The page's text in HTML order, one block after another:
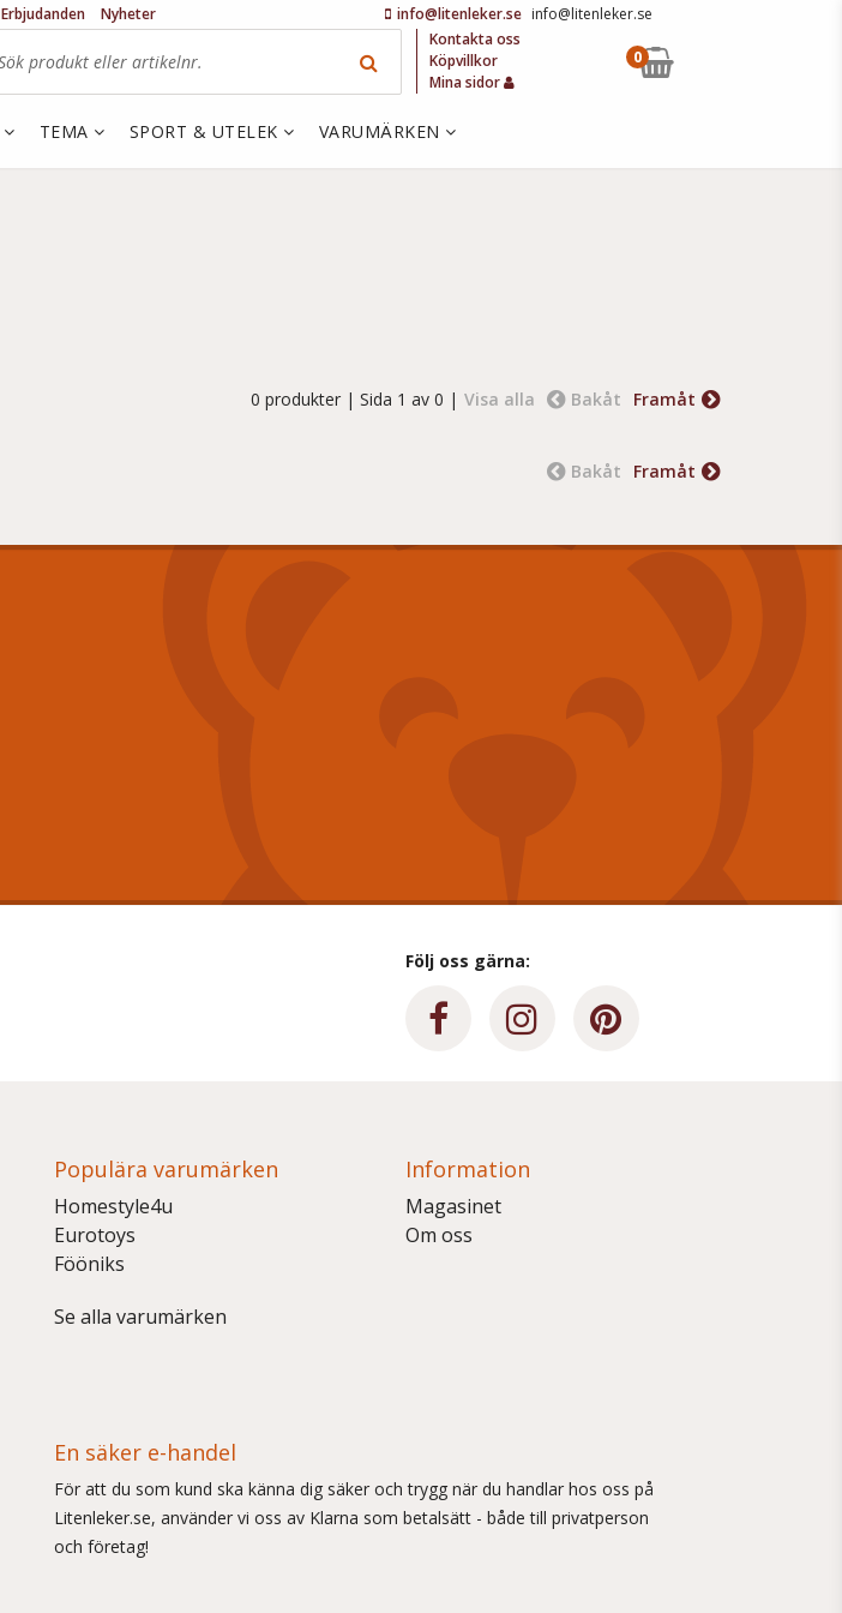
Framåt
Bakåt
Visa alla
0 produkter | Sida 1 av 0 |
Framåt
Bakåt
Följ oss gärna:
Populära varumärken
Homestyle4u
Eurotoys
Fööniks
Se alla varumärken
Information
Magasinet
Om oss
En säker e-handel
För att du som kund ska känna dig säker och trygg när du handlar hos oss på
Litenleker.se, använder vi oss av Klarna som betalsätt - både till privatperson
och företag!
info@litenleker.se info@litenleker.se
Erbjudanden
Nyheter
Kontakta oss
Köpvillkor
Mina sidor
0
TEMA SPORT & UTELEK VARUMÄRKEN